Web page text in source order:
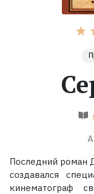
Экранизации
Последний роман
создавался
кинематограф